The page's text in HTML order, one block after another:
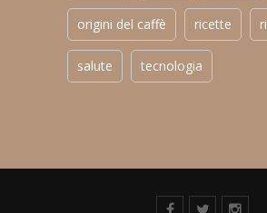
origini del caffè ricette
salute tecnologia